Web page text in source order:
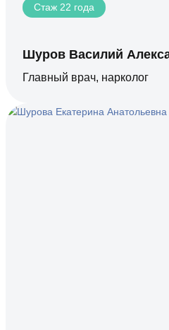
Стаж 22 года
Шуров Василий
Главный врач, нарколог